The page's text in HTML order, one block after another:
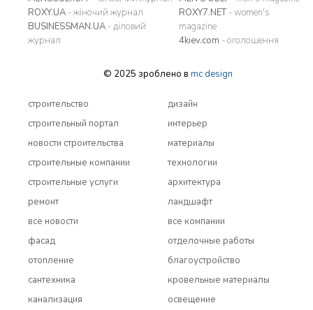
ROXY.UA - жіночий журнал
BUSINESSMAN.UA - діловий
журнал
ROXY7.NET- women's
magazine
4kiev.com - оголошення
© 2025 зроблено в mc design
строительство
строительный портал
новости строительства
строительные компании
строительные услуги
ремонт
все новости
дизайн
интерьер
материалы
технологии
архитектура
ландшафт
все компании
фасад
отопление
сантехника
канализация
отделочные работы
благоустройство
кровельные материалы
освещение